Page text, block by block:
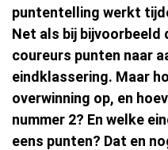
puntentelling werkt
Net als bij bijvoorbeeld
coureurs punten naar
eindklassering. Maar
overwinning op, en
nummer 2? En welke
eens punten? Dat en